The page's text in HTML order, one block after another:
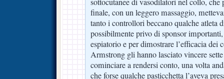
finale, con un leggero massaggio,
tanto i controllori beccano qualche atleta
possibilmente privo di sponsor
espiatorio e per dimostrare l’efficacia
Armstrong gli hanno lasciato vincere
cominciare a rendersi conto, una volta
che forse qualche pasticchetta l’aveva